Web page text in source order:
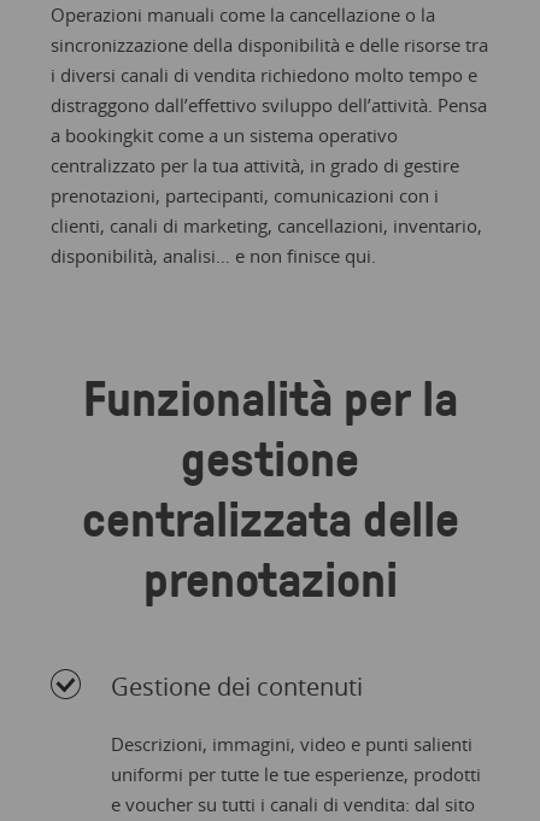
Operazioni manuali come la cancellazione o la
sincronizzazione della disponibilità e delle risorse tra
i diversi canali di vendita richiedono molto tempo e
distraggono dall’effettivo sviluppo dell’attività. Pensa
a bookingkit come a un sistema operativo
centralizzato per la tua attività, in grado di gestire
prenotazioni, partecipanti, comunicazioni con i
clienti, canali di marketing, cancellazioni, inventario,
disponibilità, analisi… e non finisce qui.
Funzionalità per la
gestione
centralizzata delle
prenotazioni
Gestione dei contenuti
Descrizioni, immagini, video e punti salienti
uniformi per tutte le tue esperienze, prodotti
e voucher su tutti i canali di vendita: dal sito